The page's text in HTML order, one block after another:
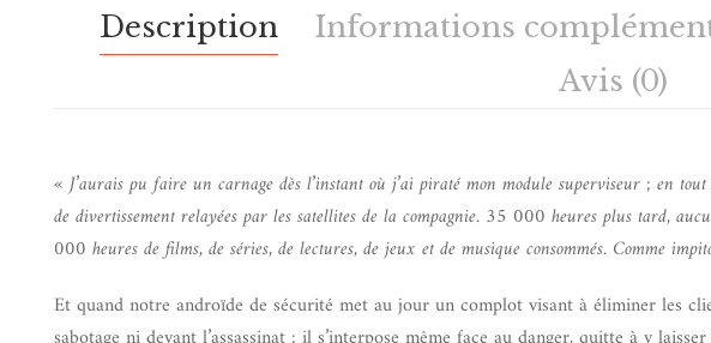
Description Informations
Avis (0)
« J’aurais pu faire un carnage dès l’instant où j’ai piraté mon module superviseur ; en
de divertissement relayées par les satellites de la compagnie. 35 000 heures plus tard,
000 heures de films, de séries, de lectures, de jeux et de musique consommés. Comme
Et quand notre androïde de sécurité met au jour un complot visant à éliminer les